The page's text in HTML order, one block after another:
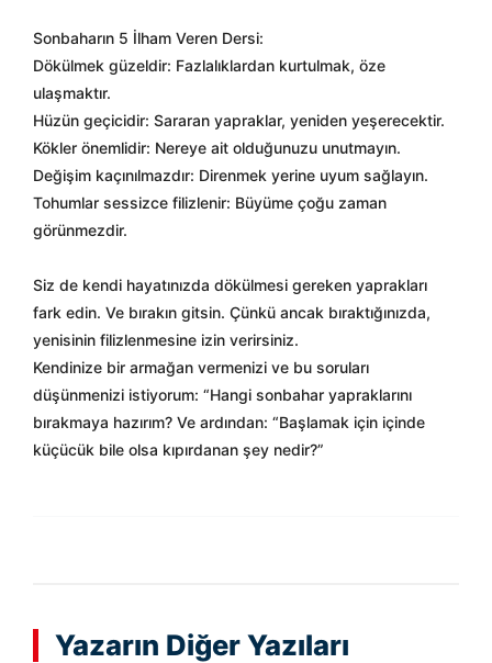
Sonbaharın 5 İlham Veren Dersi:
Dökülmek güzeldir: Fazlalıklardan kurtulmak, öze
ulaşmaktır.
Hüzün geçicidir: Sararan yapraklar, yeniden yeşerecektir.
Kökler önemlidir: Nereye ait olduğunuzu unutmayın.
Değişim kaçınılmazdır: Direnmek yerine uyum sağlayın.
Tohumlar sessizce filizlenir: Büyüme çoğu zaman
görünmezdir.
Siz de kendi hayatınızda dökülmesi gereken yaprakları
fark edin. Ve bırakın gitsin. Çünkü ancak bıraktığınızda,
yenisinin filizlenmesine izin verirsiniz.
Kendinize bir armağan vermenizi ve bu soruları
düşünmenizi istiyorum: “Hangi sonbahar yapraklarını
bırakmaya hazırım? Ve ardından: “Başlamak için içinde
küçücük bile olsa kıpırdanan şey nedir?”
Yazarın Diğer Yazıları